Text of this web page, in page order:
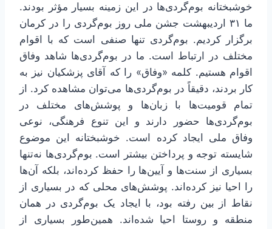
خوشبختانه بوم‌گردی‌ها در این زمینه بسیار مؤثر بودند.
ما ۳۱ اردیبهشت جشن ملی روز بوم‌گردی را در کرمان
برگزار کردیم. بوم‌گردی تنها صنفی است که با اقوام
مختلف در ارتباط است. ما در بوم‌گردی‌ها شاهد وفاق
اقوام هستیم. کلمه «وفاق» را که آقای پزشکیان نیز به
کار بردند، دقیقاً در بوم‌گردی‌ها می‌توان مشاهده کرد. از
تمام قومیت‌ها با زبان‌ها و پوشش‌های مختلف در
بوم‌گردی‌ها حضور دارند و این تنوع فرهنگی، نوعی
وفاق ملی ایجاد کرده است. خوشبختانه این موضوع
شایسته توجه و پرداختن بیشتر است. بوم‌گردی‌ها نه‌تنها
بسیاری از سنت‌ها و آیین‌ها را حفظ کرده‌اند، بلکه آن‌ها
را احیا نیز کرده‌اند. پوشش‌های محلی که در بسیاری از
نقاط از بین رفته بود، با ایجاد یک بوم‌گردی در همان
منطقه و روستا احیا شده‌اند. همین‌طور بسیاری از